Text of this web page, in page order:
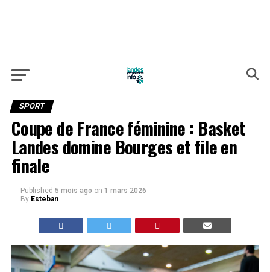
SPORT
Coupe de France féminine : Basket
Landes domine Bourges et file en
finale
Published 5 mois ago on 1 mars 2026
By Esteban